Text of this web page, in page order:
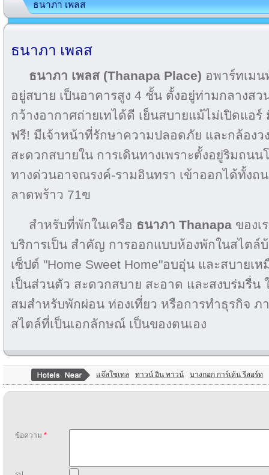
ธนาภา เพลส
ธนาภา เพลส
ธนาภา เพลส (Thanapa Place) อพาร์ทเมน
อยู่สบาย เป็นอาคารสูง 4 ชั้น ตั้งอยู่ท่ามกลางส
กว้างอากาศถ่ายเทได้ดี เย็นสบายแม้ไม่เปิดแอ
ฟรี! มีเจ้าหน้าที่รักษาความปลอดภัย และกล้อง
สะดวกสบายใน การเดินทางเพราะตั้งอยู่ริมถน
ทางด่วนอาจณรงค์-รามอินทรา เข้าออกได้ทั้งถ
ลาดพร้าว 71ฃ
สำหรับที่พักในเครือ ธนาภา Thanapa ของเ
บริการเป็น สำคัญ การออกแบบห้องพักในสไตล์
เซ็ปต์ "Home Sweet Home"อบอุ่น และสบายเ
เป็นส่วนตัว สะดวกสบาย สะอาด และสงบร่มรื่น
สมสำหรับพักผ่อน ท่องเที่ยว หรือการทำธุรกิจ ภ
สไตล์ที่เป็นเอกลักษณ์ เป็นของตนเอง
แจ๊สโซเทล ทาวน์ อิน ทาวน์ บางกอก การ์เด้น รีสอร์ท
ข้อความ *